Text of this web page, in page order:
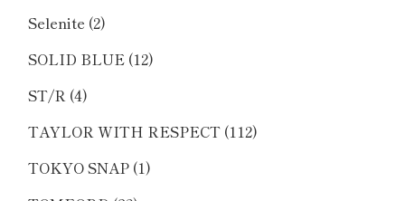
Selenite (2)
SOLID BLUE (12)
ST/R (4)
TAYLOR WITH RESPECT (112)
TOKYO SNAP (1)